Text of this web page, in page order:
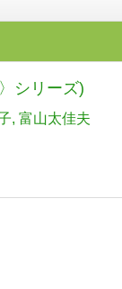
シリーズ)
富山太佳夫